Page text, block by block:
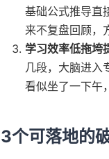
基础公式推导直
来不复盘回顾，
学习效率低拖垮
几段，大脑进入
看似坐了一下午
3个可落地的